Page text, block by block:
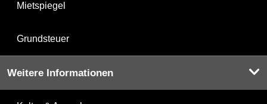
Mietspiegel
Grundsteuer
Weitere Informationen